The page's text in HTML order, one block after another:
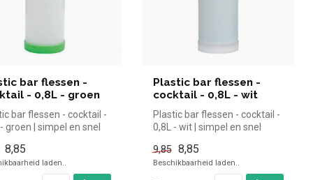
bar flessen -
- 0,8L - groen
bar flessen - cocktail -
groen | simpel en snel
8,85
laden..
Plastic bar flessen -
cocktail - 0,8L - wit
Plastic bar flessen - cocktail -
0,8L - wit | simpel en snel
9,85 8,85
Beschikbaarheid laden..